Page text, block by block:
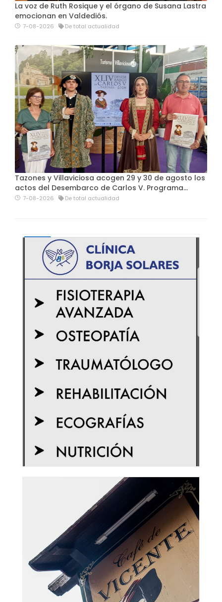
La voz de Ruth Rosique y el órgano de Susana Lastra
emocionan en Valdediós.
7-08-2026 De total actualidad
Tazones y Villaviciosa acogen 29 y 30 de agosto los
actos del Desembarco de Carlos V. Programa…
7-08-2026 De total actualidad